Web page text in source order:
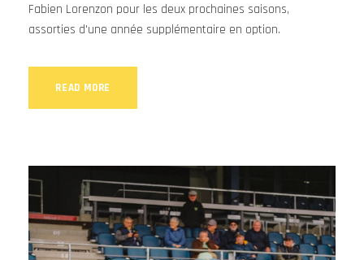
Fabien Lorenzon pour les deux prochaines saisons,
assorties d'une année supplémentaire en option.
READ MORE